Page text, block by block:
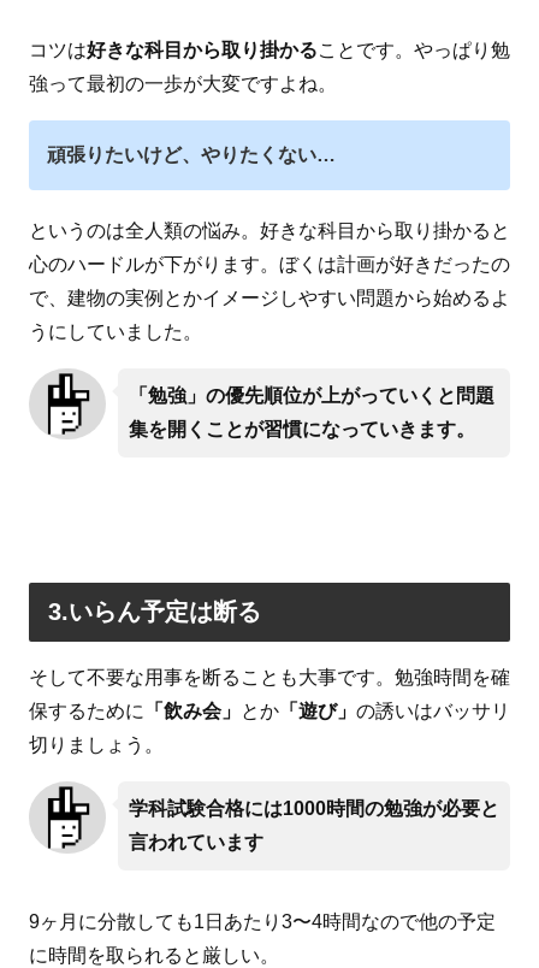
コツは好きな科目から取り掛かることです。やっぱり勉
強って最初の一歩が大変ですよね。
頑張りたいけど、やりたくない…
というのは全人類の悩み。好きな科目から取り掛かると
心のハードルが下がります。ぼくは計画が好きだったの
で、建物の実例とかイメージしやすい問題から始めるよ
うにしていました。
「勉強」の優先順位が上がっていくと問題
集を開くことが習慣になっていきます。
3.いらん予定は断る
そして不要な用事を断ることも大事です。勉強時間を確
保するために
「飲み会」 とか 「遊び」 の誘いはバッサリ
切りましょう。
学科試験合格には1000時間の勉強が必要と
言われています
9ヶ月に分散しても1日あたり3〜4時間なので他の予定
に時間を取られると厳しい。